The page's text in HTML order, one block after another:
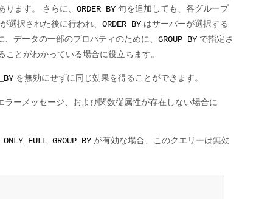
ます。 さらに、
ORDER BY 句を追加しても、各グループ
選択された後に行われ、
ORDER BY はサーバーが選択する
データの一部のプロパティのために、 GROUP BY で指定さ
とがわかっている場合に役立ちます。
を無効にせずに同じ効果を得ることができます。
ーメッセージ、および関数従属性が存在しない場合に
ONLY_FULL_GROUP_BY が有効な場合、このクエリーは無効